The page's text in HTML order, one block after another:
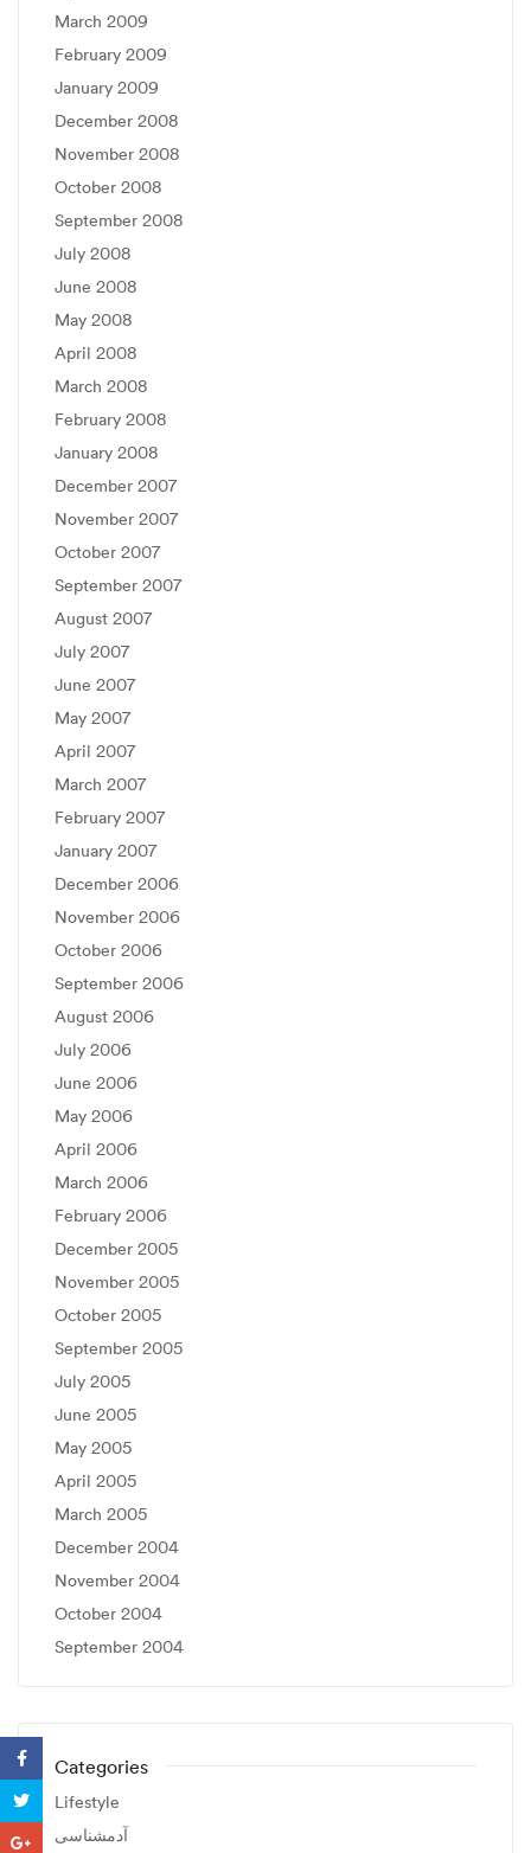
March 2009
February 2009
January 2009
December 2008
November 2008
October 2008
September 2008
July 2008
June 2008
May 2008
April 2008
March 2008
February 2008
January 2008
December 2007
November 2007
October 2007
September 2007
August 2007
July 2007
June 2007
May 2007
April 2007
March 2007
February 2007
January 2007
December 2006
November 2006
October 2006
September 2006
August 2006
July 2006
June 2006
May 2006
April 2006
March 2006
February 2006
December 2005
November 2005
October 2005
September 2005
July 2005
June 2005
May 2005
April 2005
March 2005
December 2004
November 2004
October 2004
September 2004
Categories
Lifestyle
آدمشناسی